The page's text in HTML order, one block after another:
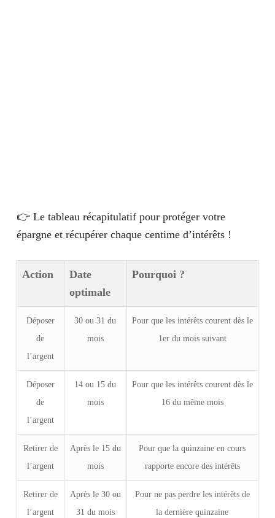
👉 Le tableau récapitulatif pour protéger votre
épargne et récupérer chaque centime d’intérêts !
Action
Date
optimale
Pourquoi ?
Déposer
de
l’argent
30 ou 31 du
mois
Pour que les intérêts courent dès le
1er du mois suivant
Déposer
de
l’argent
14 ou 15 du
mois
Pour que les intérêts courent dès le
16 du même mois
Retirer de
l’argent
Après le 15 du
mois
Pour que la quinzaine en cours
rapporte encore des intérêts
Retirer de
l’argent
Après le 30 ou
31 du mois
Pour ne pas perdre les intérêts de
la dernière quinzaine